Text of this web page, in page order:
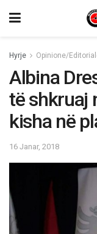
Hyrje Opinione/
Albina
të shkruaj
kisha në
16 Janar, 2018